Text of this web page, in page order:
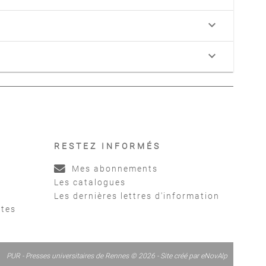
keyboard_arrow_down
keyboard_arrow_down
RESTEZ INFORMÉS
Mes abonnements
Les catalogues
Les dernières lettres d'information
PUR - Presses universitaires de Rennes © 2026 - Site créé par eNovAlp